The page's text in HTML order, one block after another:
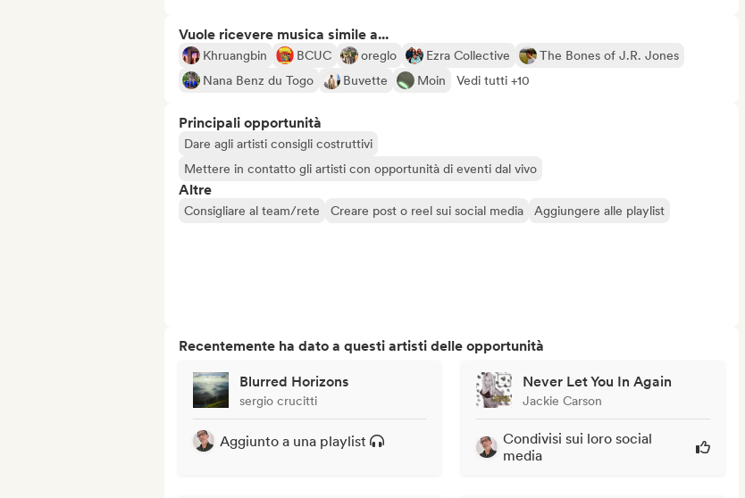
Vuole ricevere musica simile a...
Khruangbin BCUC oreglo Ezra Collective
The Bones of J.R. Jones
Nana Benz du Togo
Buvette Moin Vedi tutti +10
Principali opportunità
Dare agli artisti consigli costruttivi
Mettere in contatto gli artisti con opportunità di eventi dal vivo
Altre
Consigliare al team/rete Creare post o reel sui social media Aggiungere alle playlist
Recentemente ha dato a questi artisti delle opportunità
Blurred Horizons
sergio crucitti
Aggiunto a una playlist
Never Let You In Again
Jackie Carson
Condivisi sui loro social
media